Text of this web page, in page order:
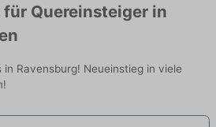
Quereinsteiger in
in Ravensburg! Neueinstieg in viele